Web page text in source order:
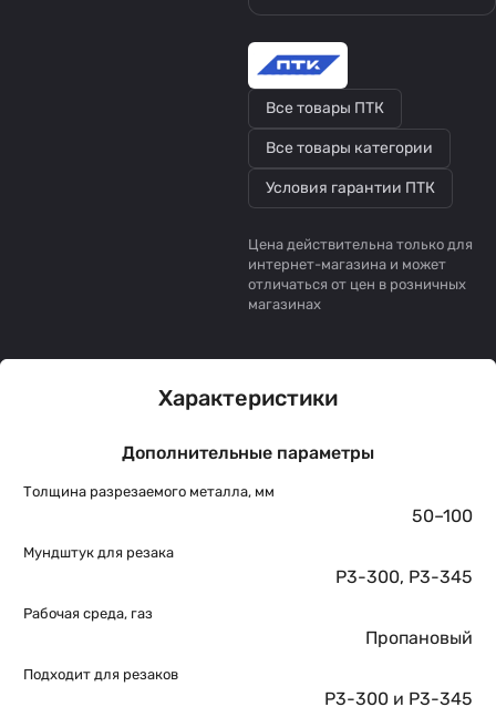
Все товары ПТК
Все товары категории
Условия гарантии ПТК
Цена действительна только для
интернет-магазина и может
отличаться от цен в розничных
магазинах
Характеристики
Дополнительные параметры
Толщина разрезаемого металла, мм
50–100
Мундштук для резака
Р3-300, Р3-345
Рабочая среда, газ
Пропановый
Подходит для резаков
Р3-300 и Р3-345